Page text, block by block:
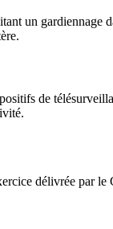
un gardiennage
de
délivrée